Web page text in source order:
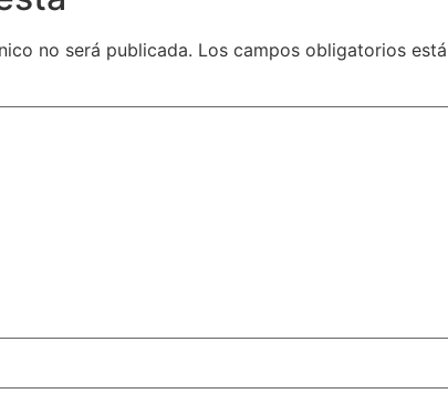
no será publicada. Los campos obligatorios